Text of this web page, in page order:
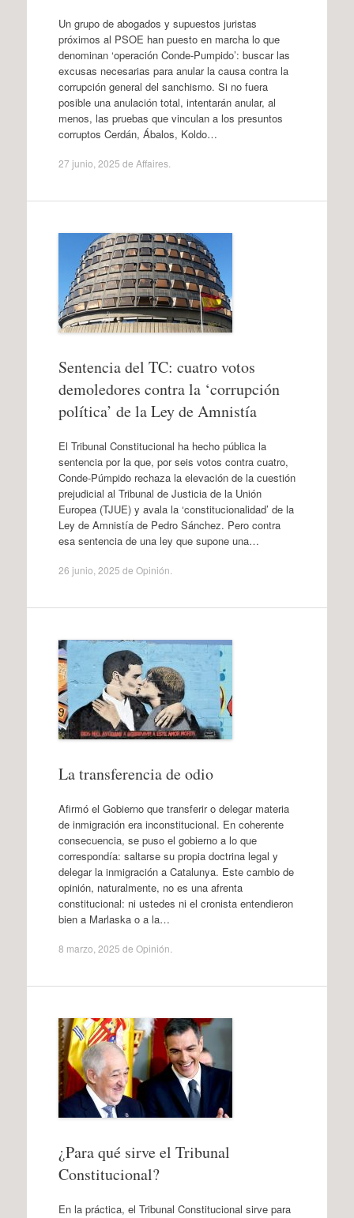
Un grupo de abogados y supuestos juristas
próximos al PSOE han puesto en marcha lo que
denominan ‘operación Conde-Pumpido’: buscar las
excusas necesarias para anular la causa contra la
corrupción general del sanchismo. Si no fuera
posible una anulación total, intentarán anular, al
menos, las pruebas que vinculan a los presuntos
corruptos Cerdán, Ábalos, Koldo…
27 junio, 2025 de Affaires.
Sentencia del TC: cuatro votos
demoledores contra la ‘corrupción
política’ de la Ley de Amnistía
El Tribunal Constitucional ha hecho pública la
sentencia por la que, por seis votos contra cuatro,
Conde-Púmpido rechaza la elevación de la cuestión
prejudicial al Tribunal de Justicia de la Unión
Europea (TJUE) y avala la ‘constitucionalidad’ de la
Ley de Amnistía de Pedro Sánchez. Pero contra
esa sentencia de una ley que supone una…
26 junio, 2025 de Opinión
La transferencia de odio
Afirmó el Gobierno que transferir o delegar materia
de inmigración era inconstitucional. En coherente
consecuencia, se puso el gobierno a lo que
correspondía: saltarse su propia doctrina legal y
delegar la inmigración a Catalunya. Este cambio de
opinión, naturalmente, no es una afrenta
constitucional: ni ustedes ni el cronista entendieron
bien a Marlaska o a la…
8 marzo, 2025 de Opinión
¿Para qué sirve el Tribunal
Constitucional?
En la práctica, el Tribunal Constitucional sirve para